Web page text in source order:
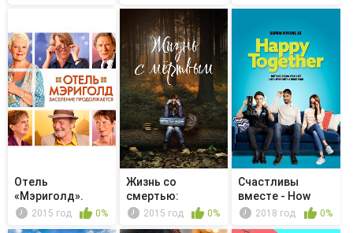
Отель
«Мэриголд».
Заселение
2015 год 0%
Жизнь со
смертью:
история любви
2015 год 0%
Счастливы
вместе - How
Jake and Clair...
2018 год 0%